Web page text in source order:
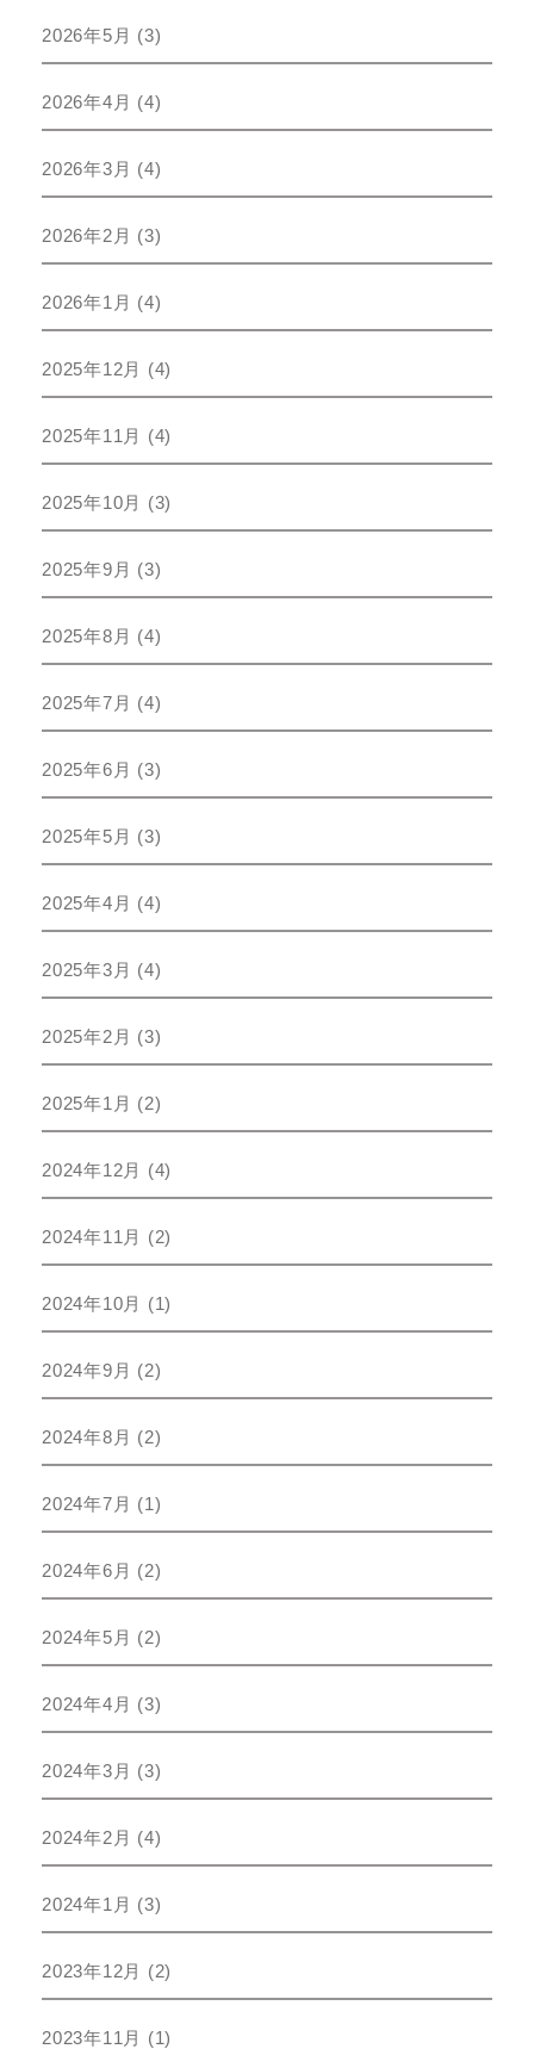
2026年5月 (3)
2026年4月 (4)
2026年3月 (4)
2026年2月 (3)
2026年1月 (4)
2025年12月 (4)
2025年11月 (4)
2025年10月 (3)
2025年9月 (3)
2025年8月 (4)
2025年7月 (4)
2025年6月 (3)
2025年5月 (3)
2025年4月 (4)
2025年3月 (4)
2025年2月 (3)
2025年1月 (2)
2024年12月 (4)
2024年11月 (2)
2024年10月 (1)
2024年9月 (2)
2024年8月 (2)
2024年7月 (1)
2024年6月 (2)
2024年5月 (2)
2024年4月 (3)
2024年3月 (3)
2024年2月 (4)
2024年1月 (3)
2023年12月 (2)
2023年11月 (1)